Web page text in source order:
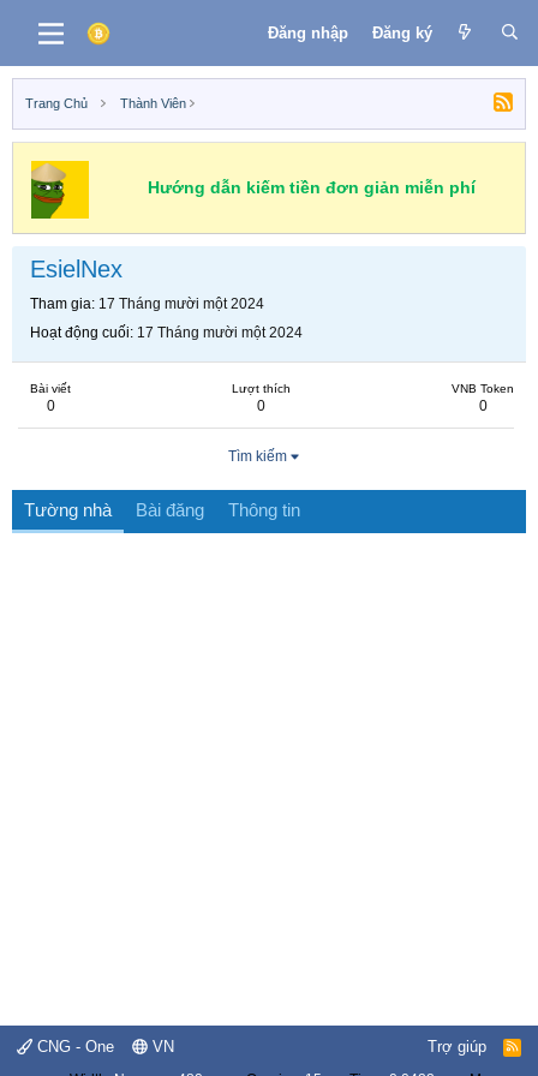
Đăng nhập Đăng ký
Trang Chủ Thành Viên
Hướng dẫn kiếm tiền đơn giản miễn phí
EsielNex
Tham gia 17 Tháng mười một 2024
Hoạt động cuối 17 Tháng mười một 2024
Bài viết
0
Lượt thích
0
VNB Token
0
Tìm kiếm
Tường nhà Bài đăng Thông tin
CNG - One VN Trợ giúp
R